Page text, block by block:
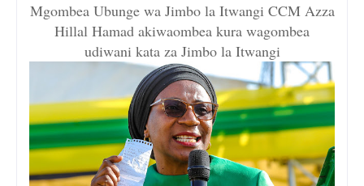
Mgombea Ubunge wa Jimbo la Itwangi CCM Azza
Hillal Hamad akiwaombea kura wagombea
udiwani kata za Jimbo la Itwangi